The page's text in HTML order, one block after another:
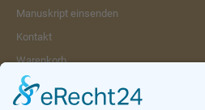
Manuskript einsenden
Kontakt
Warenkorb
Konto
Merkzettel